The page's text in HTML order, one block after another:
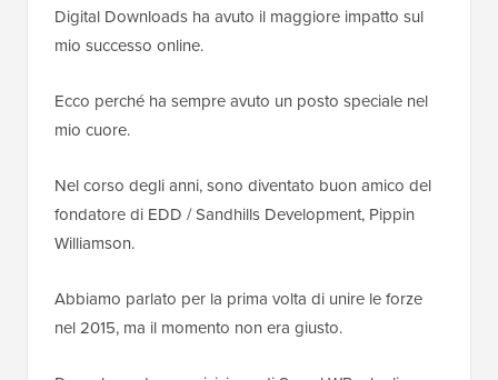
Digital Downloads ha avuto il maggiore impatto sul
mio successo online.
Ecco perché ha sempre avuto un posto speciale nel
mio cuore.
Nel corso degli anni, sono diventato buon amico del
fondatore di EDD / Sandhills Development, Pippin
Williamson.
Abbiamo parlato per la prima volta di unire le forze
nel 2015, ma il momento non era giusto.